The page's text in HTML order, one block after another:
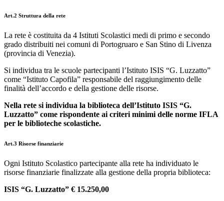
Art.2 Struttura della rete
La rete è costituita da 4 Istituti Scolastici medi di primo e secondo
grado distribuiti nei comuni di Portogruaro e San Stino di Livenza
(provincia di Venezia).
Si individua tra le scuole partecipanti l’Istituto ISIS “G. Luzzatto”
come “Istituto Capofila” responsabile del raggiungimento delle
finalità dell’accordo e della gestione delle risorse.
Nella rete si individua la biblioteca dell’Istituto ISIS “G.
Luzzatto” come rispondente ai criteri minimi delle norme IFLA
per le biblioteche scolastiche.
Art.3 Risorse finanziarie
Ogni Istituto Scolastico partecipante alla rete ha individuato le
risorse finanziarie finalizzate alla gestione della propria biblioteca:
ISIS “G. Luzzatto” € 15.250,00